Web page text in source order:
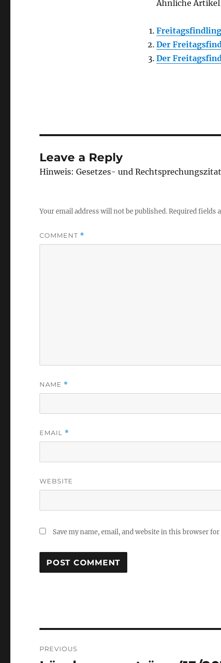
Ähnliche
Der
Der
Leave a Reply
Hinweis: Gesetzes- und
Your email address will not be published.Required fields
COMMENT *
NAME *
EMAIL *
WEBSITE
Save my name, email, and website in this browser
PREVIOUS